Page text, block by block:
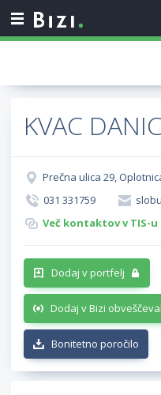
KVAC
Prečna ulica 29,
031 331759
Več kontaktov v TIS-u
Dodaj v portfelj
Dodaj v Bizi
Bonitetno poročilo